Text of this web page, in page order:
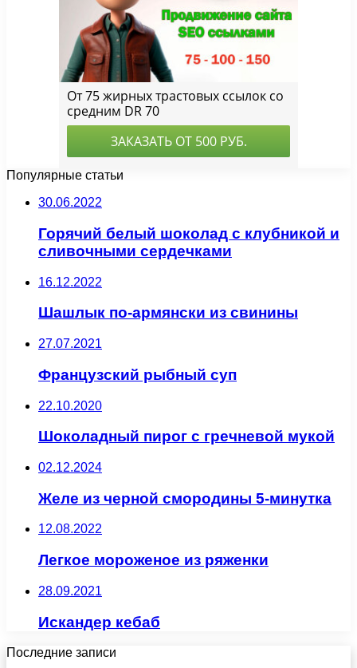
Популярные статьи
30.06.2022
Горячий белый шоколад с клубникой и
сливочными сердечками
16.12.2022
Шашлык по-армянски из свинины
27.07.2021
Французский рыбный суп
22.10.2020
Шоколадный пирог с гречневой мукой
02.12.2024
Желе из черной смородины 5-минутка
12.08.2022
Легкое мороженое из ряженки
28.09.2021
Искандер кебаб
Последние записи